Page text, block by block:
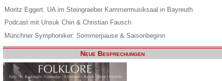
Moritz Eggert. UA im Steingraeber Kammermusiksaal in Bayreuth
Podcast mit Unsuk Chin & Christian Fausch
Münchner Symphoniker: Sommerpause & Saisonbeginn
Neue Besprechungen